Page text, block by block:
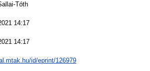
Tóth
14:17
14:17
id/eprint/126979